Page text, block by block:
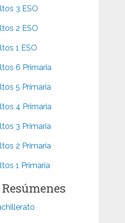
3 ESO
2 ESO
1 ESO
6 Primaria
5 Primaria
4 Primaria
3 Primaria
2 Primaria
1 Primaria